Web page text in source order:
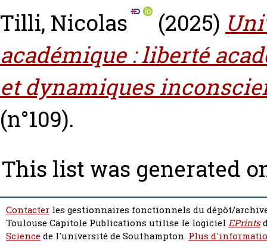
Tilli, Nicolas (2025)
académique : liberté
et dynamiques
(n°109).
This list was generated
Contacter les gestionnaires fonctionnels du dépôt/
Toulouse Capitole Publications utilise le logiciel EPrints
Sciencede l'université de Southampton. Plus